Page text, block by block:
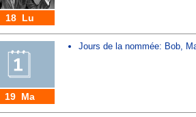
18 Lu
19 Ma
Jours de la nommée: Bob,